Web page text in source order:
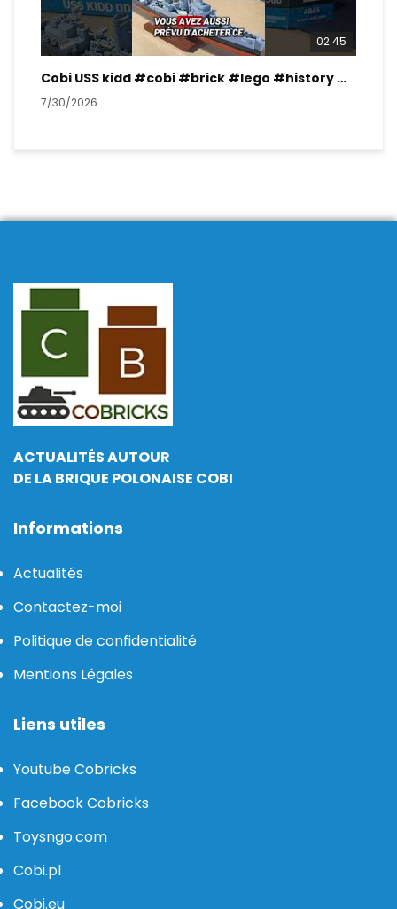
02:45
Cobi USS kidd #cobi #brick #lego #history #ww2
7/30/2026
ACTUALITÉS AUTOUR
DE LA BRIQUE POLONAISE COBI
Informations
Actualités
Contactez-moi
Politique de confidentialité
Mentions Légales
Liens utiles
Youtube Cobricks
Facebook Cobricks
Toysngo.com
Cobi.pl
Cobi.eu